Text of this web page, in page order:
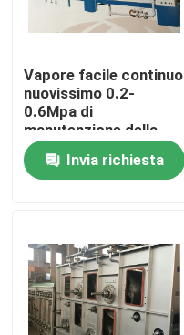
Casa
Circa noi
Giro della fabbrica
Vapore facile continuo
nuovissimo 0.2-
0.6Mpa di
manutenzione della
macchina per
mercerizzare
Invia richiesta